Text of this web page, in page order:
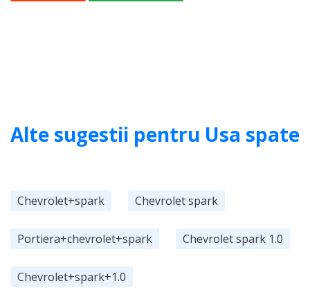
Alte sugestii pentru Usa spate
Chevrolet+spark Chevrolet spark
Portiera+chevrolet+spark Chevrolet spark 1.0
Chevrolet+spark+1.0